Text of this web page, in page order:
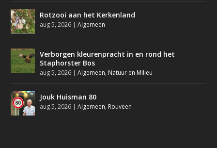
Rotzooi aan het Kerkenland
aug 5, 2026 |Algemeen
Verborgen kleurenpracht in en rond het
Staphorster Bos
aug 5, 2026 |Algemeen, Natuur en Milieu
Jouk Huisman 80
aug 5, 2026 |Algemeen, Rouveen